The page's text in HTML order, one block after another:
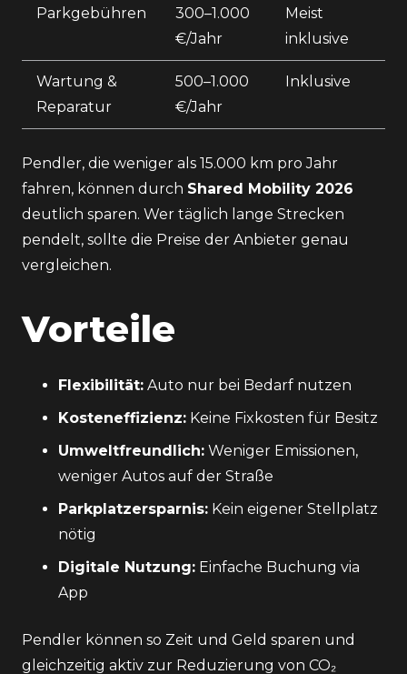
Parkgebühren
300–1.000
€/Jahr
Meist
inklusive
Wartung &
Reparatur
500–1.000
€/Jahr
Inklusive
Pendler, die weniger als 15.000 km pro Jahr
fahren, können durch Shared Mobility 2026
deutlich sparen. Wer täglich lange Strecken
pendelt, sollte die Preise der Anbieter genau
vergleichen.
Vorteile
Flexibilität: Auto nur bei Bedarf nutzen
Kosteneffizienz: Keine Fixkosten für Besitz
Umweltfreundlich: Weniger Emissionen,
weniger Autos auf der Straße
Parkplatzersparnis: Kein eigener Stellplatz
nötig
Digitale Nutzung: Einfache Buchung via
App
Pendler können so Zeit und Geld sparen und
gleichzeitig aktiv zur Reduzierung von CO₂